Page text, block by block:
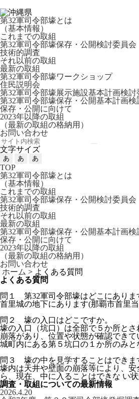
第32軍司令部壕とは
（基本情報）
これまでの取組
第32軍司令部壕保存・公開検討委員会
技術的調査
それ以前の取組
最新の取組
第32軍司令部壕ワークショップ
住民説明会
第32軍司令部壕展示施設基本計画検討
第32軍司令部壕保存・公開基本計画検
保存・公開に向けて
2023年以降の取組
（最新の取組の格納用）
お問い合わせ
文字サイズ
あ あ あ
TOP
第32軍司令部壕とは
（基本情報）
これまでの取組
第32軍司令部壕保存・公開検討委員会
技術的調査
それ以前の取組
最新の取組
第32軍司令部壕保存・公開基本計画検
保存・公開に向けて
2023年以降の取組
（最新の取組の格納用）
お問い合わせ
ホーム > よくある質問
よくある質問
問１ 第32軍司令部壕はどこにありま
首里城の地下にあります(那覇市首里当
問２ 壕の入口はどこですか。
壕の入口（坑口）は全部で５か所と
崩落があり、位置や状態が確認でき
城町内にある第５坑口の１か所のみと
問３ 壕の中を見学することはできま
壕内は天井や壁面の崩落等により、
ら、現在、中に入ることはできな い状
調査・取組についての最新情報
2026.4.20